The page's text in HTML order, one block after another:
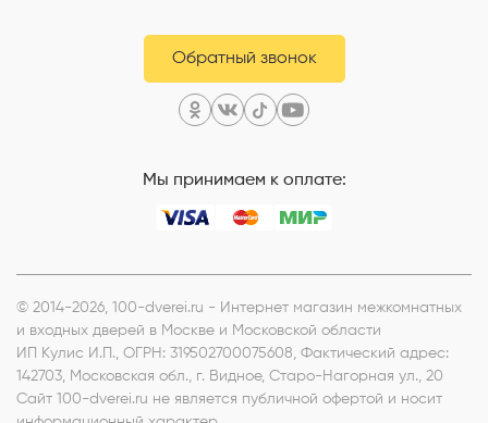
Обратный звонок
Мы принимаем к оплате:
© 2014-2026, 100-dverei.ru - Интернет магазин межкомнатных
и входных дверей в Москве и Московской области
ИП Кулис И.П., ОГРН: 319502700075608, Фактический адрес:
142703, Московская обл., г. Видное, Старо-Нагорная ул., 20
Сайт 100-dverei.ru не является публичной офертой и носит